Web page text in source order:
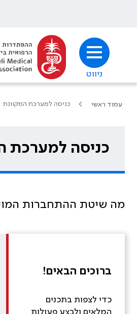
ניווט
עמוד ראשי כניסה למערכת המקוונת
כניסה למערכת
מה שיטת ההתחברות
ברוכים הבאים!
כדי לצפות בתכנים
המלאים ולבצע פעולות